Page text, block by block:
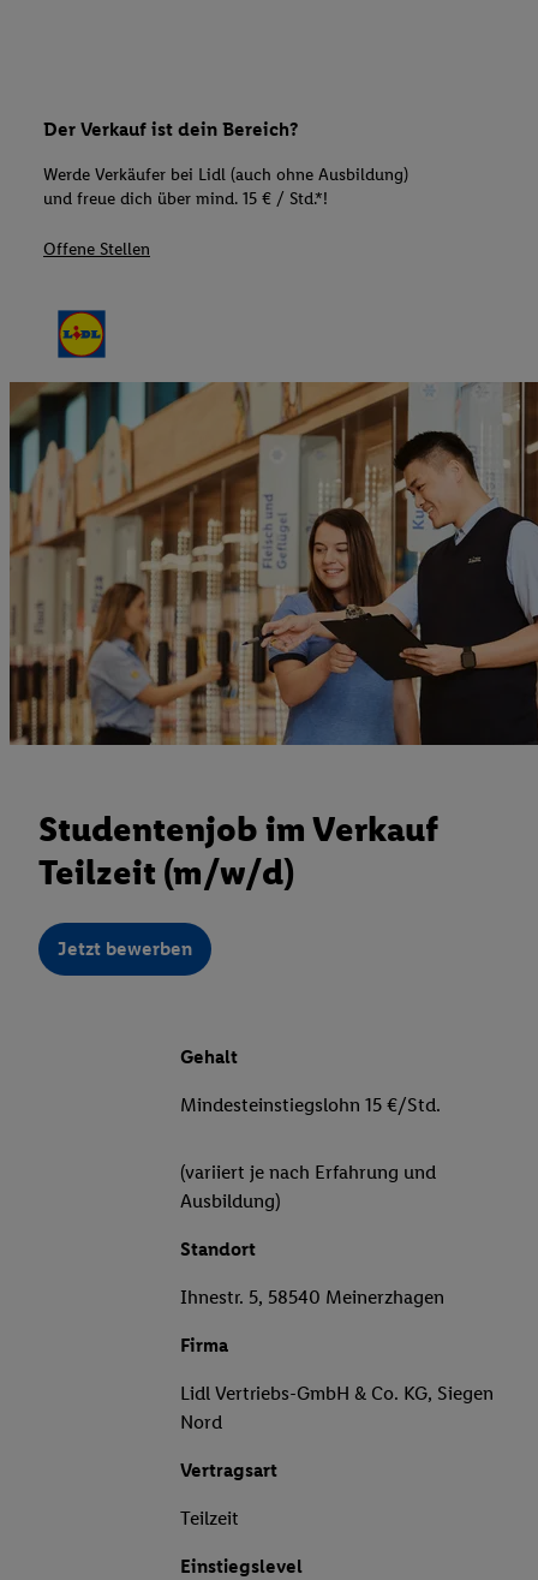
Der Verkauf ist dein Bereich?
Werde Verkäufer bei Lidl (auch ohne Ausbildung)
und freue dich über mind. 15 € / Std.*!
Offene Stellen
Studentenjob im Verkauf
Teilzeit (m/w/d)
Jetzt bewerben
Gehalt
Mindesteinstiegslohn 15 €/Std.
(variiert je nach Erfahrung und
Ausbildung)
Standort
Ihnestr. 5, 58540 Meinerzhagen
Firma
Lidl Vertriebs-GmbH & Co. KG, Siegen
Nord
Vertragsart
Teilzeit
Einstiegslevel